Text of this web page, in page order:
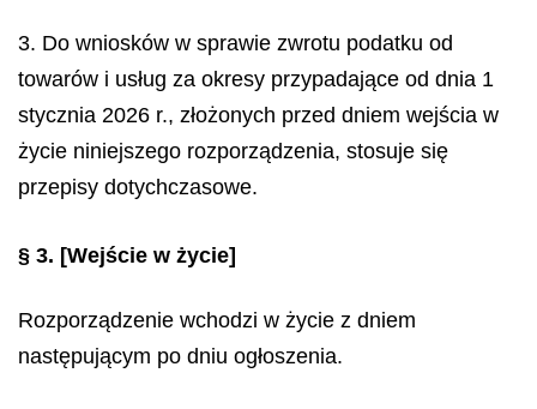
3. Do wniosków w sprawie zwrotu podatku od
towarów i usług za okresy przypadające od dnia 1
stycznia 2026 r., złożonych przed dniem wejścia w
życie niniejszego rozporządzenia, stosuje się
przepisy dotychczasowe.
§ 3. [Wejście w życie]
Rozporządzenie wchodzi w życie z dniem
następującym po dniu ogłoszenia.